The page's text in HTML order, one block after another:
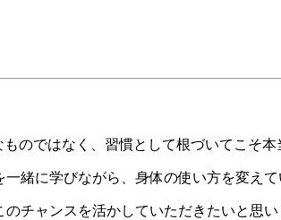
のではなく、習慣として根づいてこそ本
緒に学びながら、身体の使い方を変えて
チャンスを活かしていただきたいと思い